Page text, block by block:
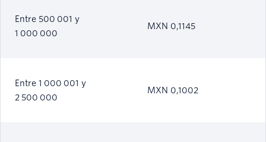
Entre 500 001 y
1 000 000
MXN 0,1145
Entre 1 000 001 y
2 500 000
MXN 0,1002